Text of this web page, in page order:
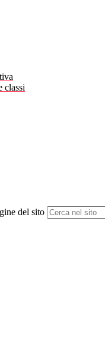
classi
del sito